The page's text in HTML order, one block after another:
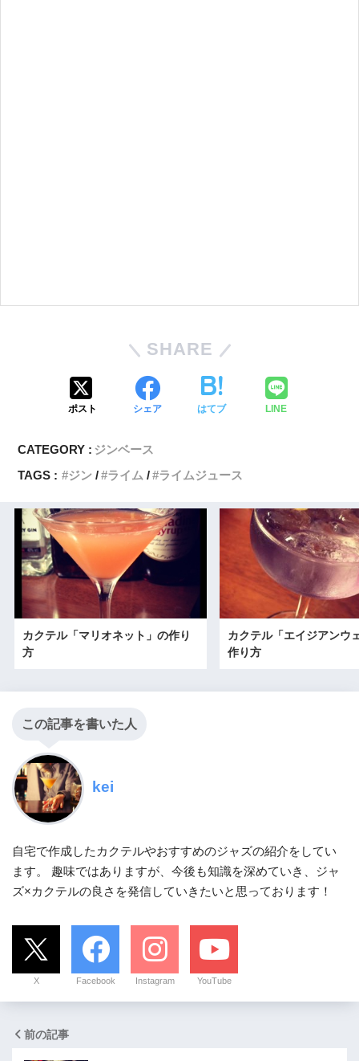
SHARE
ポスト シェア はてブ LINE
CATEGORY : ジンベース
TAGS :
ジン ライム ライムジュース
カクテル「マリオネット」の作り
方
カクテル「エイジアンウ
作り方
この記事を書いた人
kei
自宅で作成したカクテルやおすすめのジャズの紹介をしてい
ます。 趣味ではありますが、今後も知識を深めていき、ジャ
ズ×カクテルの良さを発信していきたいと思っております！
X Facebook Instagram YouTube
前の記事